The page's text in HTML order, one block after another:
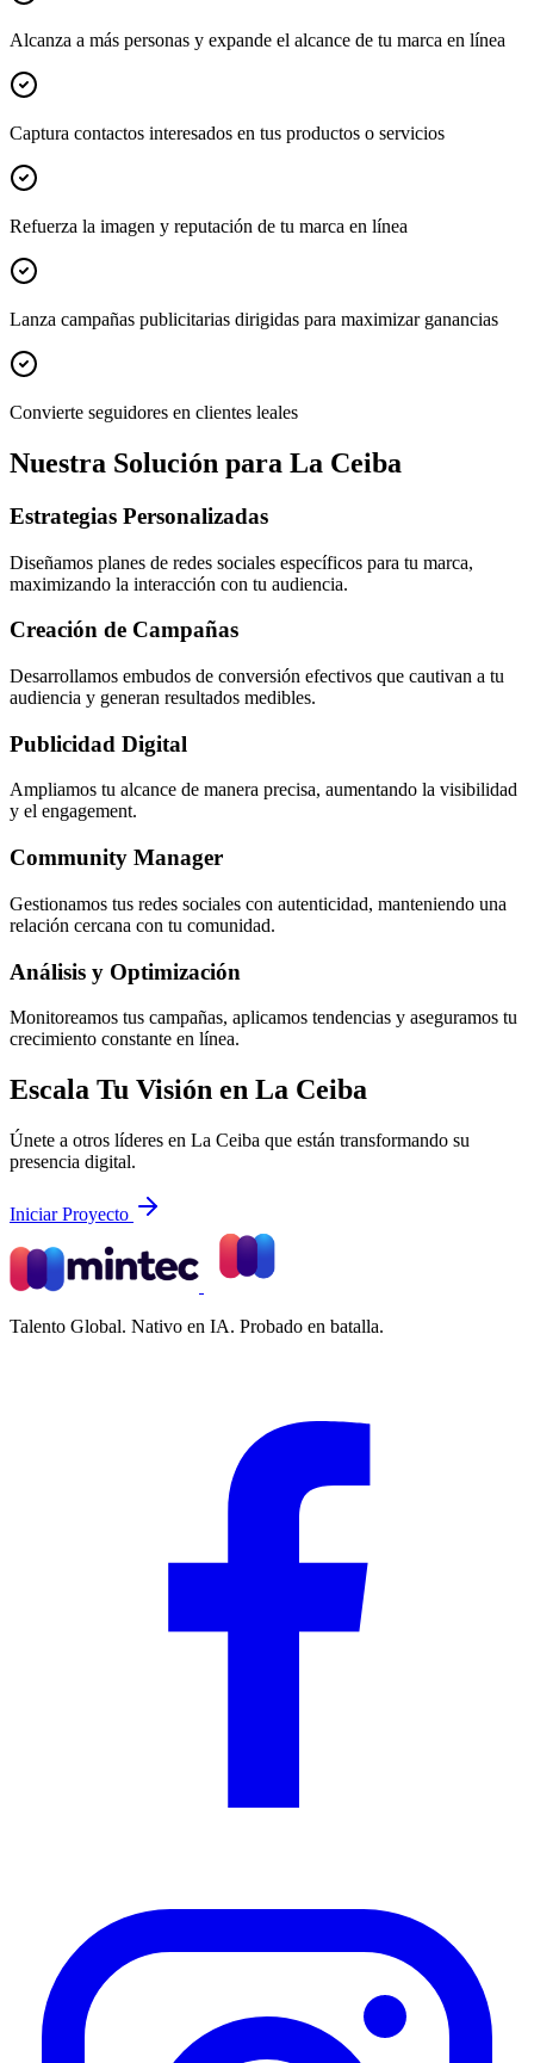
Alcanza a más personas y expande el alcance de tu marca en línea
Captura contactos interesados en tus productos o servicios
Refuerza la imagen y reputación de tu marca en línea
Lanza campañas publicitarias dirigidas para maximizar ganancias
Convierte seguidores en clientes leales
Nuestra Solución para La Ceiba
Estrategias Personalizadas
Diseñamos planes de redes sociales específicos para tu marca,
maximizando la interacción con tu audiencia.
Creación de Campañas
Desarrollamos embudos de conversión efectivos que cautivan a tu
audiencia y generan resultados medibles.
Publicidad Digital
Ampliamos tu alcance de manera precisa, aumentando la visibilidad
y el engagement.
Community Manager
Gestionamos tus redes sociales con autenticidad, manteniendo una
relación cercana con tu comunidad.
Análisis y Optimización
Monitoreamos tus campañas, aplicamos tendencias y aseguramos tu
crecimiento constante en línea.
Escala Tu Visión en La Ceiba
Únete a otros líderes en La Ceiba que están transformando su
presencia digital.
Iniciar Proyecto
Talento Global. Nativo en IA. Probado en batalla.